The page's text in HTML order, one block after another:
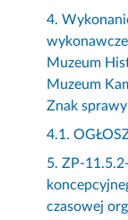
4.
Muzeum
Muzeum
Znak
4.1.
5. ZP-
czasowej